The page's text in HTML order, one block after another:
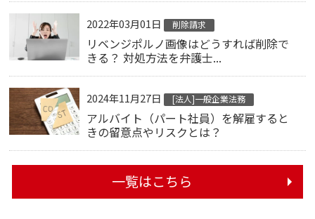
2022年03月01日 削除請求
リベンジポルノ画像はどうすれば削除で
きる？ 対処方法を弁護士...
2024年11月27日 [法人]一般企業法務
アルバイト（パート社員）を解雇すると
きの留意点やリスクとは？
一覧はこちら